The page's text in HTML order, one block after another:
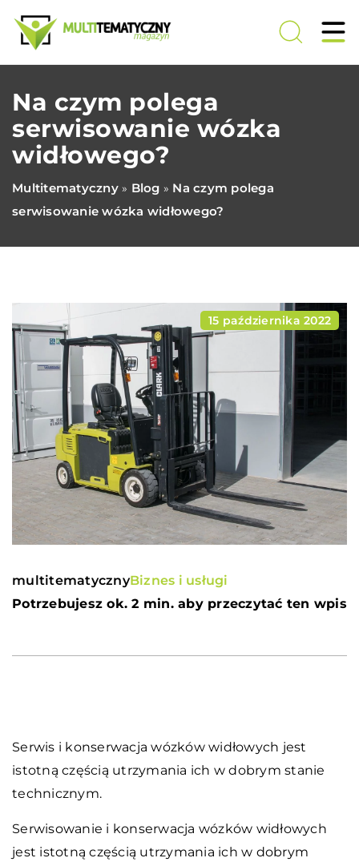
Na czym polega
serwisowanie wózka
widłowego?
Multitematyczny» Blog » Na czym polega
serwisowanie wózka widłowego?
15 października 2022
multitematycznyBiznes i usługi
Potrzebujesz ok. 2 min. aby przeczytać ten wpis
Serwis i konserwacja wózków widłowych jest
istotną częścią utrzymania ich w dobrym stanie
technicznym.
Serwisowanie i konserwacja wózków widłowych
jest istotną częścią utrzymania ich w dobrym